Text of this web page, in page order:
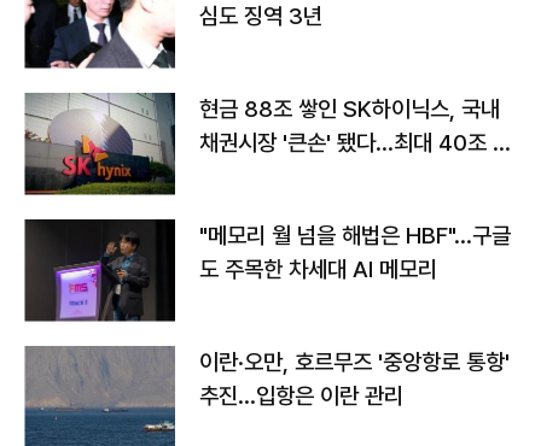
심도 징역 3년
현금 88조 쌓인 SK하이닉스, 국내
채권시장 '큰손' 됐다…최대 40조 투
"메모리 월 넘을 해법은 HBF"…구글
도 주목한 차세대 AI 메모리
이란·오만, 호르무즈 '중앙항로 통항'
추진…입항은 이란 관리